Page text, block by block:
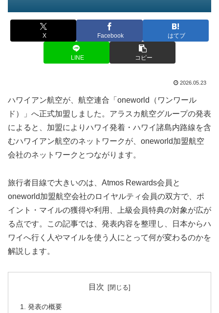
X Facebook はてブ
LINE コピー
2026.05.23
ハワイアン航空が、航空連合「oneworld（ワンワール
ド）」へ正式加盟しました。アラスカ航空グループの発表
によると、加盟によりハワイ発着・ハワイ諸島内路線を含
むハワイアン航空のネットワークが、oneworld加盟航空
会社のネットワークとつながります。
旅行者目線で大きいのは、Atmos Rewards会員と
oneworld加盟航空会社のロイヤルティ会員の双方で、ポ
イント・マイルの獲得や利用、上級会員特典の対象が広が
る点です。この記事では、発表内容を整理し、日本からハ
ワイへ行く人やマイルを使う人にとって何が変わるのかを
解説します。
目次
発表の概要